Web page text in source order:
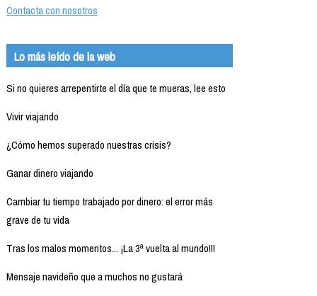
Contacta con nosotros
Lo más leído de la web
Si no quieres arrepentirte el día que te mueras, lee esto
Vivir viajando
¿Cómo hemos superado nuestras crisis?
Ganar dinero viajando
Cambiar tu tiempo trabajado por dinero: el error más
grave de tu vida
Tras los malos momentos... ¡La 3ª vuelta al mundo!!!
Mensaje navideño que a muchos no gustará